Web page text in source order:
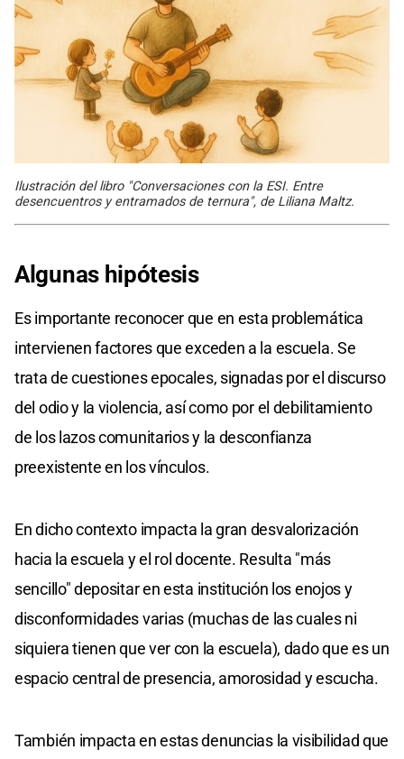
Ilustración del libro "Conversaciones con la ESI. Entre
desencuentros y entramados de ternura", de Liliana Maltz.
Algunas hipótesis
Es importante reconocer que en esta problemática
intervienen factores que exceden a la escuela. Se
trata de cuestiones epocales, signadas por el discurso
del odio y la violencia, así como por el debilitamiento
de los lazos comunitarios y la desconfianza
preexistente en los vínculos.
En dicho contexto impacta la gran desvalorización
hacia la escuela y el rol docente. Resulta "más
sencillo" depositar en esta institución los enojos y
disconformidades varias (muchas de las cuales ni
siquiera tienen que ver con la escuela), dado que es un
espacio central de presencia, amorosidad y escucha.
También impacta en estas denuncias la visibilidad que